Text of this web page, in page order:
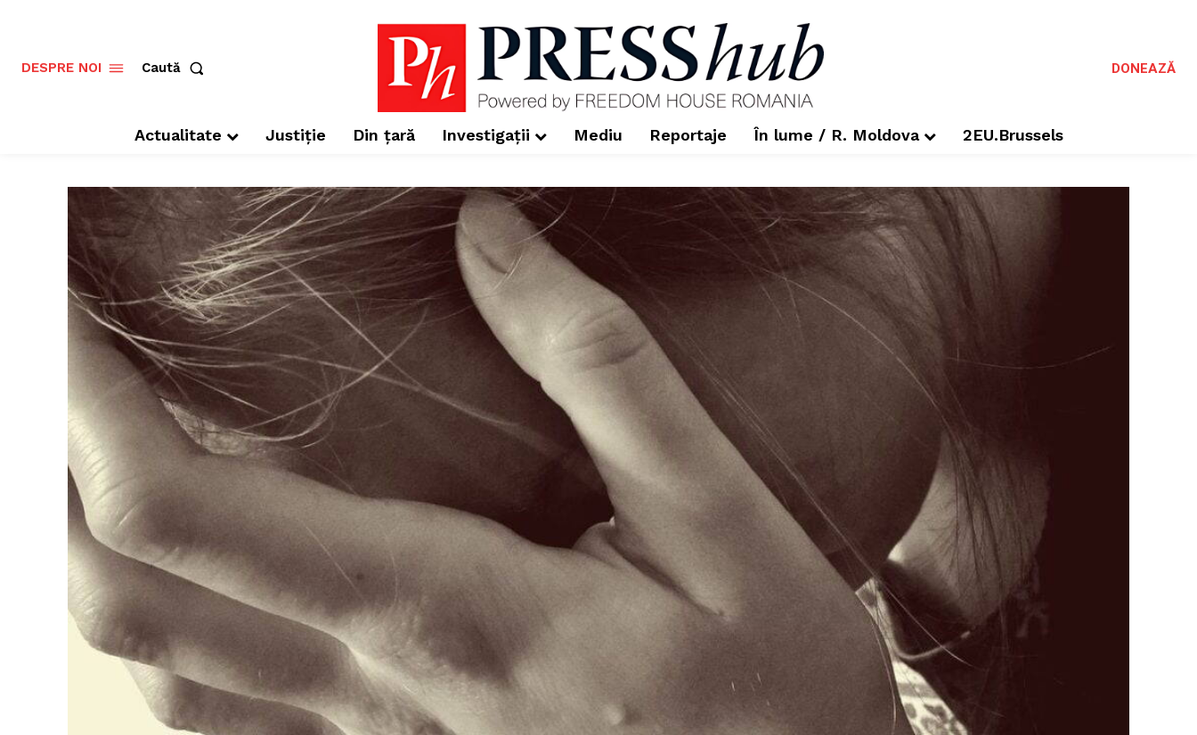
DESPRE NOI Caută DONEAZĂ
Actualitate Justiție Din țară Investigații Mediu Reportaje În lume / R. Moldova 2EU.Brussels